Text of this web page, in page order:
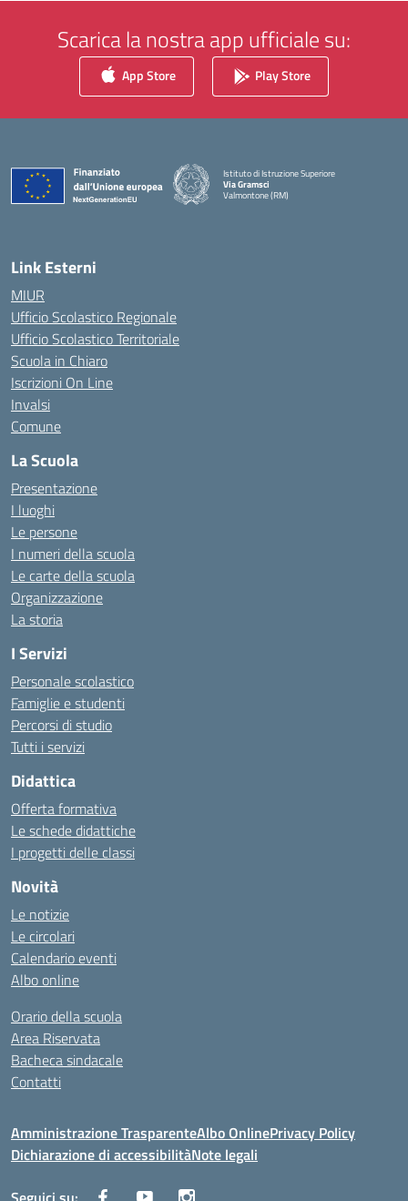
Scarica la nostra app ufficiale su:
App Store Play Store
Istituto di Istruzione Superiore
Via Gramsci
Valmontone (RM)
Link Esterni
MIUR
Ufficio Scolastico Regionale
Ufficio Scolastico Territoriale
Scuola in Chiaro
Iscrizioni On Line
Invalsi
Comune
La Scuola
Presentazione
I luoghi
Le persone
I numeri della scuola
Le carte della scuola
Organizzazione
La storia
I Servizi
Personale scolastico
Famiglie e studenti
Percorsi di studio
Tutti i servizi
Didattica
Offerta formativa
Le schede didattiche
I progetti delle classi
Novità
Le notizie
Le circolari
Calendario eventi
Albo online
Orario della scuola
Area Riservata
Bacheca sindacale
Contatti
Amministrazione TrasparenteAlbo OnlinePrivacy Policy
Dichiarazione di accessibilitàNote legali